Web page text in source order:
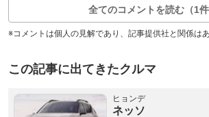
全てのコメントを読む（1件
※コメントは個人の見解であり、記事提供社と関係はあ
この記事に出てきたクルマ
ヒョンデ
ネッソ